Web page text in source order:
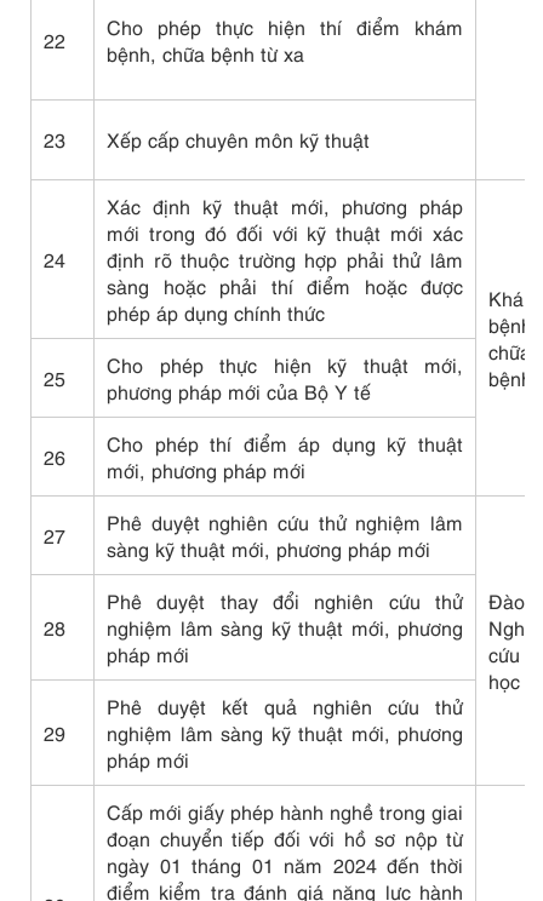
22
Cho phép thực hiện thí điểm khám
bệnh, chữa bệnh từ xa
23 Xếp cấp chuyên môn kỹ thuật
24
Xác định kỹ thuật mới, phương pháp
mới trong đó đối với kỹ thuật mới xác
định rõ thuộc trường hợp phải thử lâm
sàng hoặc phải thí điểm hoặc được
phép áp dụng chính thức
Khám
bệnh,
chữa
bệnh
25
Cho phép thực hiện kỹ thuật mới,
phương pháp mới của Bộ Y tế
26
Cho phép thí điểm áp dụng kỹ thuật
mới, phương pháp mới
27
Phê duyệt nghiên cứu thử nghiệm lâm
sàng kỹ thuật mới, phương pháp mới
Đào
cứu
học
28
Phê duyệt thay đổi nghiên cứu thử
nghiệm lâm sàng kỹ thuật mới, phương
pháp mới
29
Phê duyệt kết quả nghiên cứu thử
nghiệm lâm sàng kỹ thuật mới, phương
pháp mới
Cấp mới giấy phép hành nghề trong giai
đoạn chuyển tiếp đối với hồ sơ nộp từ
ngày 01 tháng 01 năm 2024 đến thời
điểm kiểm tra đánh giá năng lực hành